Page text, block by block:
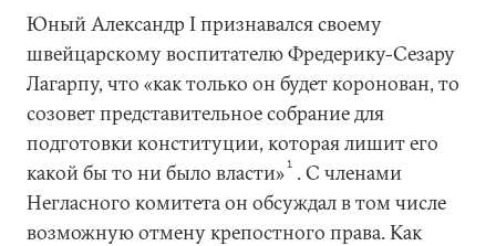
Юный Александр I признавался своему
швейцарскому воспитателю Фредерику-Сезару
Лагарпу, что «как только он будет коронован, то
созовет представительное собрание для
подготовки конституции, которая лишит его
какой бы то ни было власти»1 . С членами
Негласного комитета он обсуждал в том числе
возможную отмену крепостного права. Как